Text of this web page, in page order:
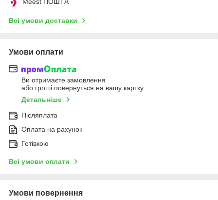
Всі умови доставки
Умови оплати
Ви отримаєте замовлення
або гроші повернуться на вашу картку
Детальніше
Післяплата
Оплата на рахунок
Готівкою
Всі умови оплати
Умови повернення